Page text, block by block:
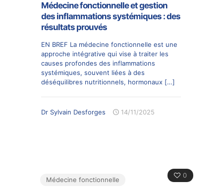
Médecine fonctionnelle et gestion
des inflammations systémiques : des
résultats prouvés
EN BREF La médecine fonctionnelle est une
approche intégrative qui vise à traiter les
causes profondes des inflammations
systémiques, souvent liées à des
déséquilibres nutritionnels, hormonaux […]
Dr Sylvain Desforges 14/11/2025
0
Médecine fonctionnelle